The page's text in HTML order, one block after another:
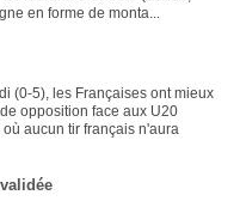
en forme de monta...
(0-5), les Françaises ont mieux
opposition face aux U20
aucun tir français n'aura